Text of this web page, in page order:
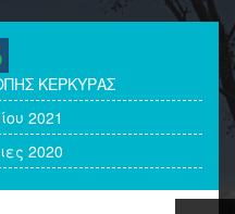
ΚΕΡΚΥΡΑΣ
2021
2020